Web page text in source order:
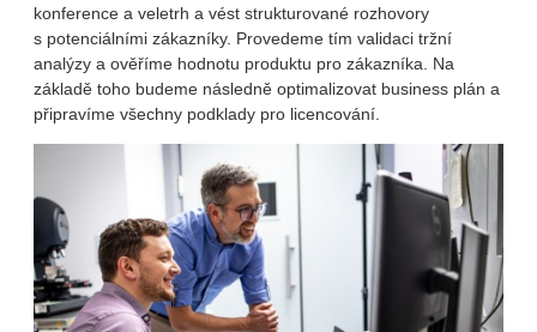
konference a veletrh a vést strukturované rozhovory
s potenciálními zákazníky. Provedeme tím validaci tržní
analýzy a ověříme hodnotu produktu pro zákazníka. Na
základě toho budeme následně optimalizovat business plán a
připravíme všechny podklady pro licencování.